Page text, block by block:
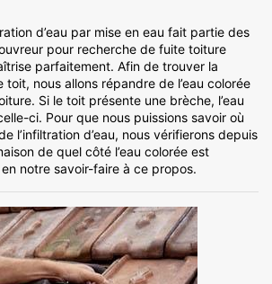
d’eau par mise en eau fait partie des
pour recherche de fuite toiture
parfaitement. Afin de trouver la
nous allons répandre de l’eau colorée
Si le toit présente une brèche, l’eau
ci. Pour que nous puissions savoir où
l’infiltration d’eau, nous vérifierons depuis
de quel côté l’eau colorée est
notre savoir-faire à ce propos.